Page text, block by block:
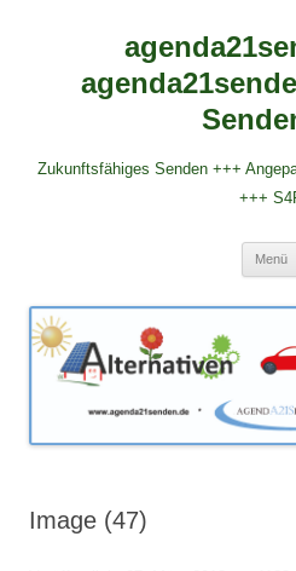
Zukunftsfähiges Senden +++
+++
Menü
Image (47)